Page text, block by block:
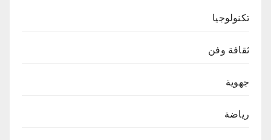
تكنولوجيا
ثقافة وفن
جهوية
رياضة